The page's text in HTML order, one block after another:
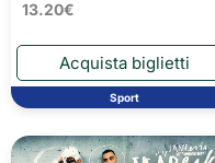
13.20€
Sport